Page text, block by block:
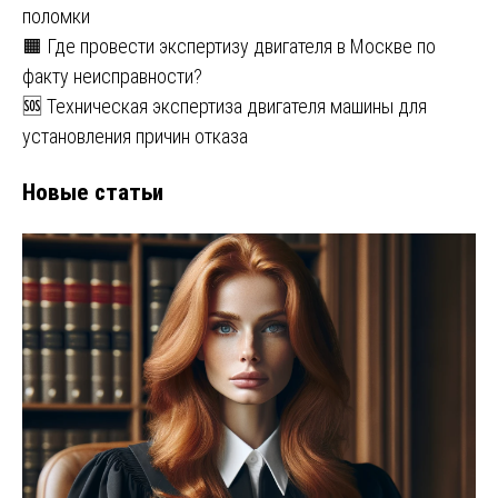
поломки
🟧 Где провести экспертизу двигателя в Москве по
факту неисправности?
🆘 Техническая экспертиза двигателя машины для
установления причин отказа
Новые статьи